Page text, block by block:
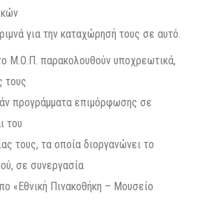
για την καταχώρησή τους σε αυτό.
Μ.Ο.Π. παρακολουθούν υποχρεωτικά,
τους
προγράμματα επιμόρφωσης σε
του
τους, τα οποία διοργανώνει το
σε συνεργασία
«Εθνική Πινακοθήκη – Μουσείο